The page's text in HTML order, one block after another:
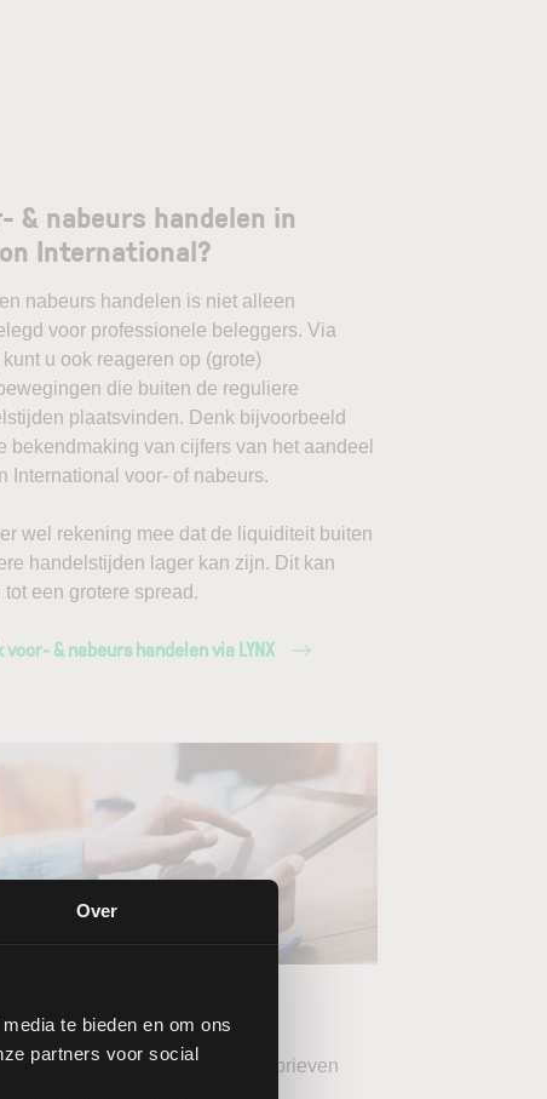
Over
te bieden en om ons
partners voor social
& nabeurs handelen in
International?
nabeurs handelen is niet alleen
voor professionele beleggers. Via
kunt u ook reageren op (grote)
die buiten de reguliere
plaatsvinden. Denk bijvoorbeeld
bekendmaking van cijfers van het aandeel
International voor- of nabeurs.
wel rekening mee dat de liquiditeit buiten
handelstijden lager kan zijn. Dit kan
tot een grotere spread.
voor- & nabeurs handelen via LYNX
uw gewenste LYNX Nieuwsbrieven